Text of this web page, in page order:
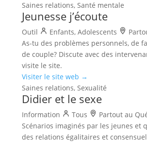
Saines relations, Santé mentale
Jeunesse j’écoute
Outil Enfants, Adolescents
As-tu des problèmes personnels, de
de couple? Discute avec des
visite le site.
Visiter le site web →
Saines relations, Sexualité
Didier et le sexe
Information Tous
Partout au
Scénarios imaginés par les jeunes et
des relations égalitaires et